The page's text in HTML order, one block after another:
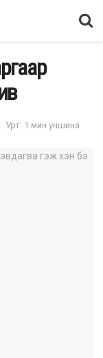
Урт: 1 мин уншина